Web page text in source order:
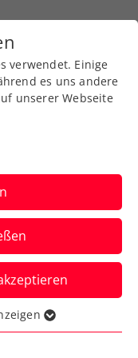
schlägt
ATP-
verwendet. Einige
es uns andere
unserer Webseite